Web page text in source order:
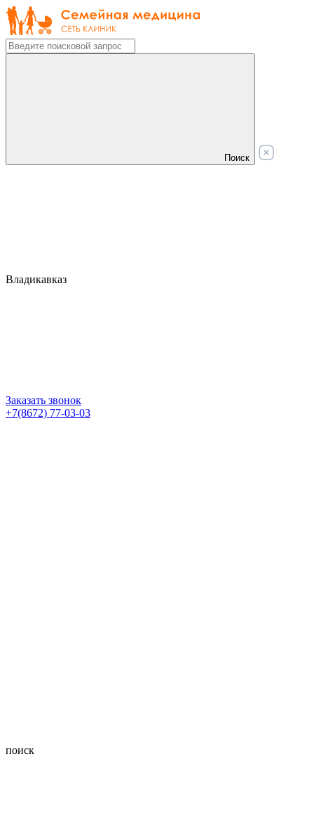
Поиск
Владикавказ
Заказать звонок
+7(8672) 77-03-03
поиск